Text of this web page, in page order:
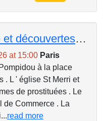
Charme et découvertes des petites rues du Marais .
at 15:00 Paris
à la place
. L ' église St Merri et
de prostituées . Le
de Commerce . La
read more